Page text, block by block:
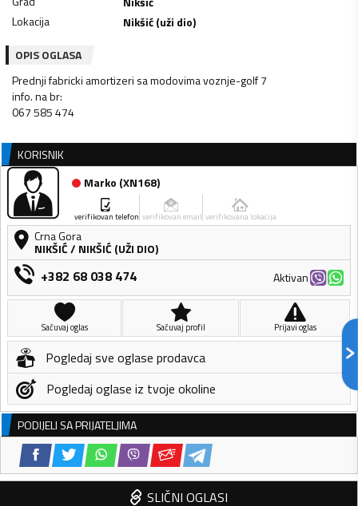
Lokacija
Nikšić (uži dio)
OPIS OGLASA
Prednji fabricki amortizeri sa modovima voznje-golf 7
info. na br:
067 585 474
KORISNIK
Marko (XN168)
verifikovan telefon verifikovan email verifikovana lokacija
Crna Gora
NIKŠIĆ/ NIKŠIĆ (UŽI DIO)
+382 68 038 474 Aktivan
Sačuvaj oglas Sačuvaj profil Prijavi oglas
Pogledaj sve oglase prodavca
Pogledaj oglase iz tvoje okoline
PODIJELI SA PRIJATELJIMA
SLIČNI OGLASI